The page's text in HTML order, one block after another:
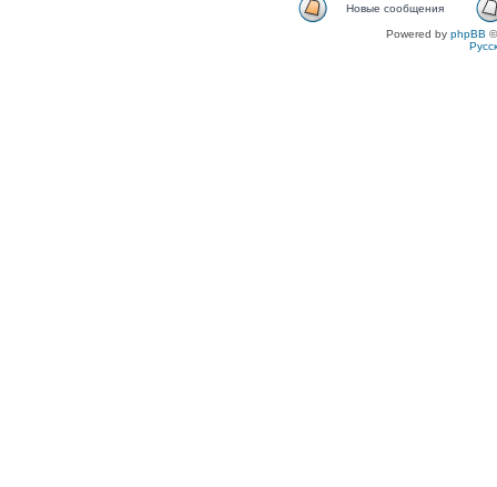
Новые сообщения
Powered by phpBB